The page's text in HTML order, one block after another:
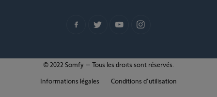
© 2022 Somfy – Tous les droits sont réservés.
Informations légales
Conditions d'utilisation